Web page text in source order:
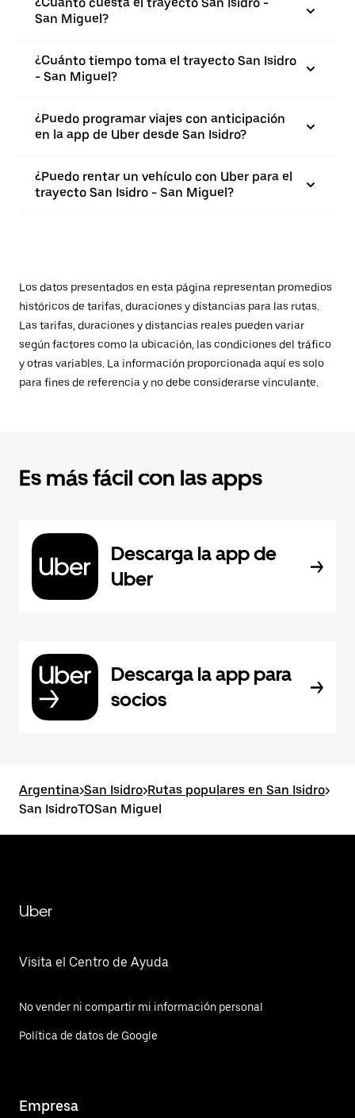
San Miguel?
¿Cuánto tiempo toma el trayecto San Isidro
- San Miguel?
¿Puedo programar viajes con anticipación
en la app de Uber desde San Isidro?
¿Puedo rentar un vehículo con Uber para el
trayecto San Isidro - San Miguel?
Los datos presentados en esta página representan promedios
históricos de tarifas, duraciones y distancias para las rutas.
Las tarifas, duraciones y distancias reales pueden variar
según factores como la ubicación, las condiciones del tráfico
y otras variables. La información proporcionada aquí es solo
para fines de referencia y no debe considerarse vinculante.
Es más fácil con las apps
Descarga la app de
Uber
Descarga la app para
socios
Argentina>San Isidro>Rutas populares en San Isidro>
San IsidroTOSan Miguel
Uber
Visita el Centro de Ayuda
No vender ni compartir mi información personal
Política de datos de Google
Empresa